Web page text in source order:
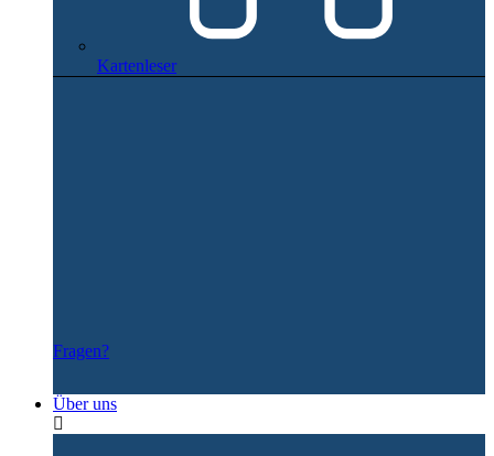
Kartenleser
Fragen?
Über uns